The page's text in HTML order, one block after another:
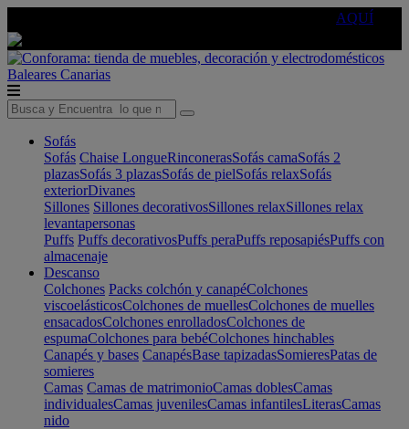
AQUÍ
Baleares Canarias
Sofás
Sofás Chaise LongueRinconerasSofás camaSofás 2
plazasSofás 3 plazasSofás de pielSofás relaxSofás
exteriorDivanes
Sillones Sillones decorativosSillones relaxSillones relax
levantapersonas
Puffs Puffs decorativosPuffs peraPuffs reposapiésPuffs con
almacenaje
Descanso
Colchones Packs colchón y canapéColchones
viscoelásticosColchones de muellesColchones de muelles
ensacadosColchones enrolladosColchones de
espumaColchones para bebéColchones hinchables
Canapés y bases CanapésBase tapizadasSomieresPatas de
somieres
Camas Camas de matrimonioCamas doblesCamas
individualesCamas juvenilesCamas infantilesLiterasCamas
nido